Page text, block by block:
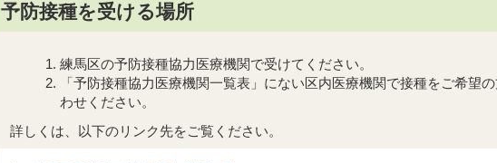
予防接種を受ける場所
練馬区の予防接種協力医療機関で受けてください。
「予防接種協力医療機関一覧表」にない区内医療機関で接種をご希
わせください。
詳しくは、以下のリンク先をご覧ください。